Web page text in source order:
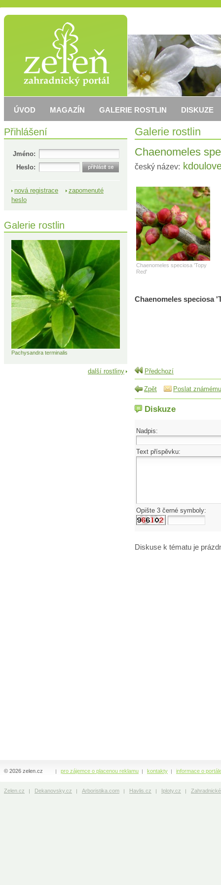
Galerie rostlin
Chaenomeles
český název:
Chaenomeles speciosa 'Topy
Red'
Chaenomeles speciosa
Předchozí
Zpět Poslat známému
Diskuze
Nadpis:
Text příspěvku:
Opište 3 černé symboly:
Diskuse k tématu je
Přihlášení
Jméno:
Heslo:
nová registrace
zapomenuté
heslo
Galerie rostlin
Pachysandra terminalis
další rostliny
ÚVOD MAGAZÍN GALERIE ROSTLIN DISKUZE
pro zájemce o placenou reklamu kontakty informace o
© 2026 zelen.cz
Zelen.cz Dekanovsky.cz Arboristika.com Havlis.cz Iploty.cz